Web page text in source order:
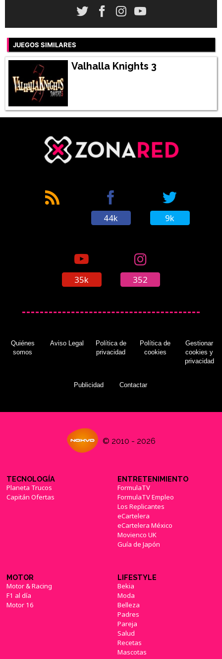
JUEGOS SIMILARES
Valhalla Knights 3
44k 9k
35k 352
Quiénes
somos
Aviso Legal
Política de
privacidad
Política de
cookies
Gestionar
cookies y
privacidad
Publicidad Contactar
© 2010 - 2026
TECNOLOGÍA
Planeta Trucos
Capitán Ofertas
ENTRETENIMIENTO
FormulaTV
FormulaTV Empleo
Los Replicantes
eCartelera
eCartelera México
Movienco UK
Guía de Japón
MOTOR
Motor & Racing
F1 al día
Motor 16
LIFESTYLE
Bekia
Moda
Belleza
Padres
Pareja
Salud
Recetas
Mascotas